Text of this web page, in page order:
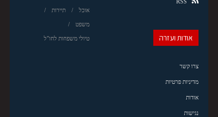
אוכל תיירות
משפט
טיולי משפחות לחו"ל אודות ועזרה
צרו קשר
מדיניות פרטיות
אודות
נגישות